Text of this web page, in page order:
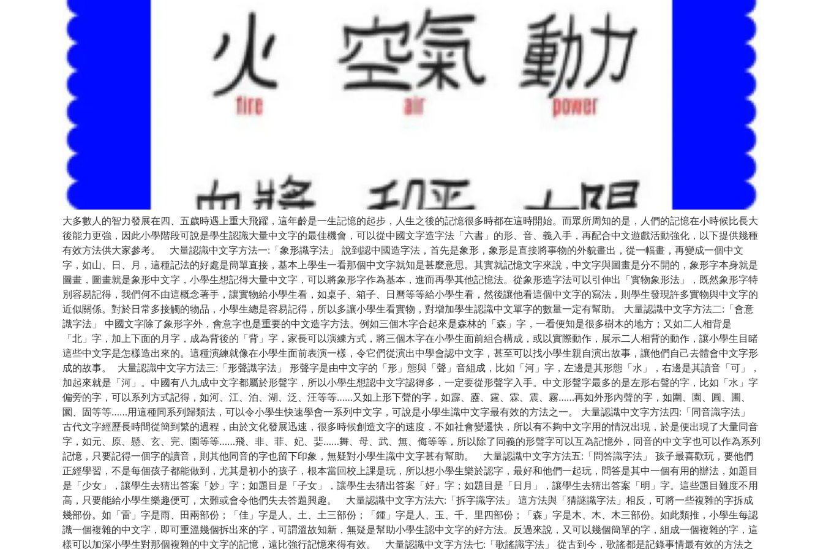
大多數人的智力發展在四、五歲時遇上重大飛躍，這年齡是一生記憶的起步，人生之後的記憶很多時都在這時開始。而眾所周知的是，人們的記憶在小時候比長大
後能力更強，因此小學階段可說是學生認識大量中文字的最佳機會，可以從中國文字造字法「六書」的形、音、義入手，再配合中文遊戲活動強化，以下提供幾種
有效方法供大家參考。 大量認識中文字方法一:「象形識字法」 說到認中國造字法，首先是象形，象形是直接將事物的外貌畫出，從一幅畫，再變成一個中文
字，如山、日、月，這種記法的好處是簡單直接，基本上學生一看那個中文字就知是甚麼意思。其實就記憶文字來說，中文字與圖畫是分不開的，象形字本身就是
圖畫，圖畫就是象形中文字，小學生想記得大量中文字，可以將象形字作為基本，進而再學其他記憶法。從象形造字法可以引伸出「實物象形法」，既然象形字特
別容易記得，我們何不由這概念著手，讓實物給小學生看，如桌子、箱子、日曆等等給小學生看，然後讓他看這個中文字的寫法，則學生發現許多實物與中文字的
近似關係。對於日常多接觸的物品，小學生總是容易記得，所以多讓小學生看實物，對增加學生認識中文單字的數量一定有幫助。 大量認識中文字方法二:「會意
識字法」 中國文字除了象形字外，會意字也是重要的中文造字方法。例如三個木字合起來是森林的「森」字，一看便知是很多樹木的地方；又如二人相背是
「北」字，加上下面的月字，成為背後的「背」字，家長可以演練方式，將三個木字在小學生面前組合構成，或以實際動作，展示二人相背的動作，讓小學生目睹
這些中文字是怎樣造出來的。這種演練就像在小學生面前表演一樣，令它們從演出中學會認中文字，甚至可以找小學生親自演出故事，讓他們自己去體會中文字形
成的故事。 大量認識中文字方法三:「形聲識字法」 形聲字是由中文字的「形」態與「聲」音組成，比如「河」字，左邊是其形態「水」，右邊是其讀音「可」，
加起來就是「河」。中國有八九成中文字都屬於形聲字，所以小學生想認中文字認得多，一定要從形聲字入手。中文形聲字最多的是左形右聲的字，比如「水」字
偏旁的字，可以系列方式記得，如河、江、泊、湖、泛、汪等等……又如上形下聲的字，如霹、靂、霆、霖、震、霧……再如外形內聲的字，如圍、園、圓、圃、
圜、固等等……用這種同系列歸類法，可以令小學生快速學會一系列中文字，可說是小學生識中文字最有效的方法之一。 大量認識中文字方法四:「同音識字法」
古代文字經歷長時間從簡到繁的過程，由於文化發展迅速，很多時候創造文字的速度，不如社會變遷快，所以有不夠中文字用的情況出現，於是便出現了大量同音
字，如元、原、懸、玄、完、園等等……飛、非、菲、妃、婓……舞、母、武、無、侮等等，所以除了同義的形聲字可以互為記憶外，同音的中文字也可以作為系列
記憶，只要記得一個字的讀音，則其他同音的字也留下印象，無疑對小學生識中文字甚有幫助。 大量認識中文字方法五:「問答識字法」 孩子最喜歡玩，要他們
正經學習，不是每個孩子都能做到，尤其是初小的孩子，根本當回校上課是玩，所以想小學生樂於認字，最好和他們一起玩，問答是其中一個有用的辦法，如題目
是「少女」，讓學生去猜出答案「妙」字；如題目是「子女」，讓學生去猜出答案「好」字；如題目是「日月」，讓學生去猜出答案「明」字。這些題目難度不用
高，只要能給小學生樂趣便可，太難或會令他們失去答題興趣。 大量認識中文字方法六:「拆字識字法」 這方法與「猜謎識字法」相反，可將一些複雜的字拆成
幾部份。如「雷」字是雨、田兩部份；「佳」字是人、土、土三部份；「鍾」字是人、玉、千、里四部份；「森」字是木、木、木三部份。如此類推，小學生每認
識一個複雜的中文字，即可重溫幾個拆出來的字，可謂溫故知新，無疑是幫助小學生認中文字的好方法。反過來說，又可以幾個簡單的字，組成一個複雜的字，這
樣可以加深小學生對那個複雜的中文字的記憶，遠比強行記憶來得有效。 大量認識中文字方法七:「歌謠識字法」 從古到今，歌謠都是記錄事情最有效的方法之